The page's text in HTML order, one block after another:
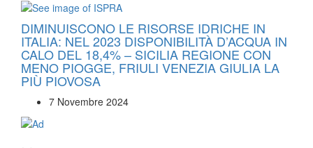
DIMINUISCONO LE RISORSE IDRICHE IN
ITALIA: NEL 2023 DISPONIBILITÀ D’ACQUA IN
CALO DEL 18,4% – SICILIA REGIONE CON
MENO PIOGGE, FRIULI VENEZIA GIULIA LA
PIÙ PIOVOSA
7 Novembre 2024